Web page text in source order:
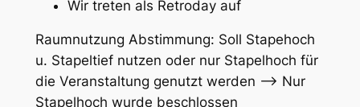
Wir treten als Retroday auf
Raumnutzung Abstimmung: Soll Stapehoch
u. Stapeltief nutzen oder nur Stapelhoch für
die Veranstaltung genutzt werden –> Nur
Stapelhoch wurde beschlossen